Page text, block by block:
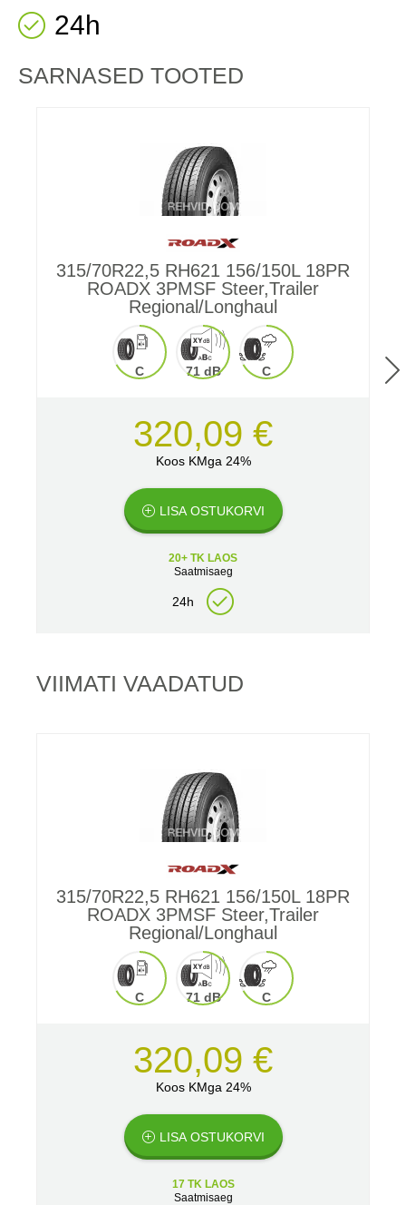
24h
SARNASED TOOTED
315/70R22,5 RH621 156/150L 18PR
ROADX 3PMSF Steer,Trailer
Regional/Longhaul
C 71 dB C
320,09 €
Koos KMga 24%
LISA OSTUKORVI
20+ TK LAOS
Saatmisaeg
24h
VIIMATI VAADATUD
315/70R22,5 RH621 156/150L 18PR
ROADX 3PMSF Steer,Trailer
Regional/Longhaul
C 71 dB C
320,09 €
Koos KMga 24%
LISA OSTUKORVI
17 TK LAOS
Saatmisaeg